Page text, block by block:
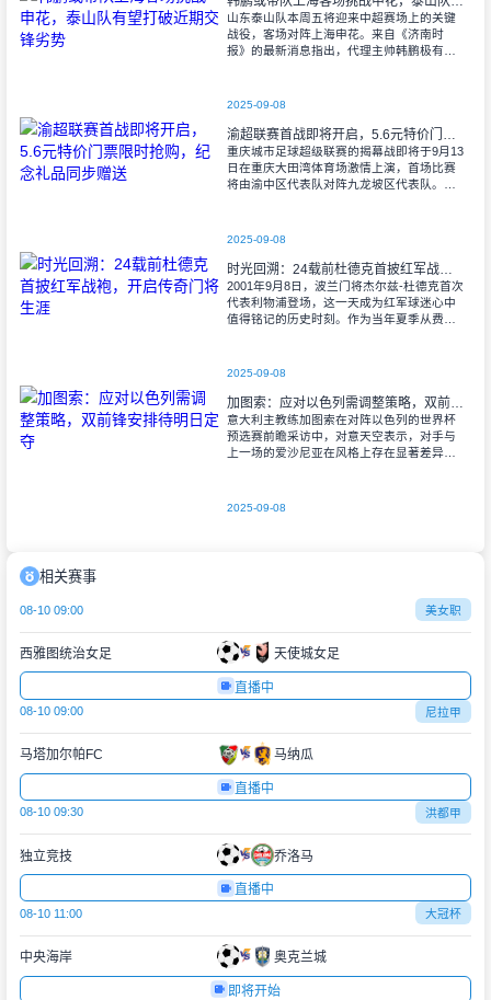
山东泰山队本周五将迎来中超赛场上的关键
战役，客场对阵上海申花。来自《济南时
报》的最新消息指出，代理主帅韩鹏极有可
验。
2025-09-08
渝超联赛首战即将开启，5.6元特价门票限时抢购，纪念礼品同步赠送
重庆城市足球超级联赛的揭幕战即将于9月13
日在重庆大田湾体育场激情上演，首场比赛
将由渝中区代表队对阵九龙坡区代表队。据
2025-09-08
时光回溯：24载前杜德克首披红军战袍，开启传奇门将生涯
2001年9月8日，波兰门将杰尔兹-杜德克首次
代表利物浦登场，这一天成为红军球迷心中
值得铭记的历史时刻。作为当年夏季从费耶
2025-09-08
加图索：应对以色列需调整策略，双前锋安排待明日定夺
意大利主教练加图索在对阵以色列的世界杯
预选赛前瞻采访中，对意天空表示，对手与
上一场的爱沙尼亚在风格上存在显著差异。
出色的
2025-09-08
相关赛事
08-10 09:00 美女职
西雅图统治女足 天使城女足
直播中
08-10 09:00 尼拉甲
马塔加尔帕FC 马纳瓜
直播中
08-10 09:30 洪都甲
独立竞技 乔洛马
直播中
08-10 11:00 大冠杯
中央海岸 奥克兰城
即将开始